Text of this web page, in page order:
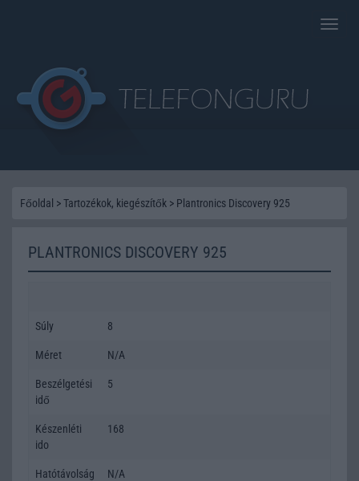
Toggle
Főoldal >Tartozékok, kiegészítők > Plantronics Discovery 925
PLANTRONICS DISCOVERY 925
Súly 8
Méret N/A
Beszélgetési
idő
5
Készenléti
ido
168
Hatótávolság N/A